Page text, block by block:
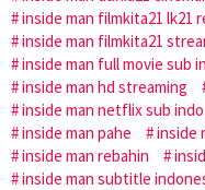
inside man filmkita21 lk21
inside man filmkita21
inside man full movie sub
inside man hd streaming
inside man netflix sub indo
inside man pahe
inside
inside man rebahin
inside man subtitle